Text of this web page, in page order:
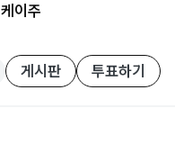
케이주
게시판 투표하기